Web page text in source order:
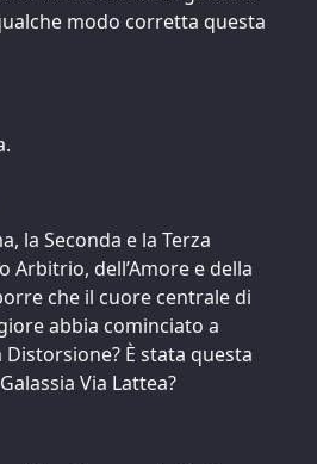
modo corretta questa
la Seconda e la Terza
Arbitrio, dell’Amore e della
che il cuore centrale di
abbia cominciato a
È stata questa
Via Lattea?